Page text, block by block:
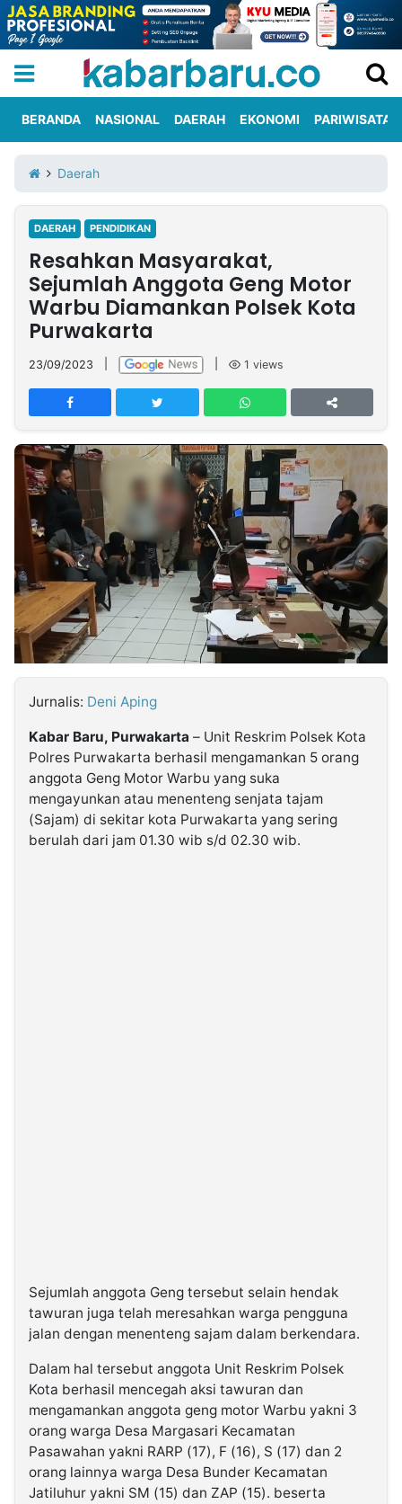
Iklan
Berita
Kami
Nasional
International
Olahraga
Entertainment
Daerah
Pariwisata
Kuliner
Kolom
Network
PT
TREETAN
MULTIMEDIA
INDONESIA
Partner
Insight
NTB
Suara
Time
Lens
IDN
Daily
Jogja
Jalan
Rakyat
Idealita
News
Kita
Notice
Dinamikapost.com
Radar
Baru
Seedbacklink
Follow
Kabarbaru
BERANDA NASIONAL DAERAH EKONOMI PARIWISATA
Daerah
DAERAH PENDIDIKAN
Resahkan Masyarakat,
Sejumlah Anggota Geng Motor
Warbu Diamankan Polsek Kota
Purwakarta
23/09/2023 1 views
Jurnalis: Deni Aping
Kabar Baru, Purwakarta – Unit Reskrim Polsek Kota
Polres Purwakarta berhasil mengamankan 5 orang
anggota Geng Motor Warbu yang suka
mengayunkan atau menenteng senjata tajam
(Sajam) di sekitar kota Purwakarta yang sering
berulah dari jam 01.30 wib s/d 02.30 wib.
Sejumlah anggota Geng tersebut selain hendak
tawuran juga telah meresahkan warga pengguna
jalan dengan menenteng sajam dalam berkendara.
Dalam hal tersebut anggota Unit Reskrim Polsek
Kota berhasil mencegah aksi tawuran dan
mengamankan anggota geng motor Warbu yakni 3
orang warga Desa Margasari Kecamatan
Pasawahan yakni RARP (17), F (16), S (17) dan 2
orang lainnya warga Desa Bunder Kecamatan
Jatiluhur yakni SM (15) dan ZAP (15). beserta